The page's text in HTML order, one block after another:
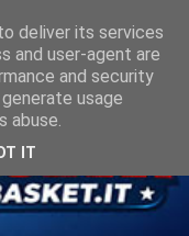
deliver its services
and user-agent are
and security
usage
abuse.
IT